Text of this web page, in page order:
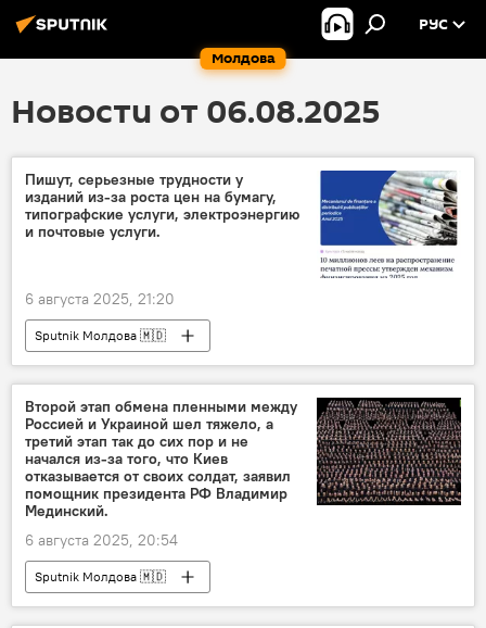
Молдова
РУС
Новости от 06.08.2025
Пишут, серьезные трудности у
изданий из-за роста цен на бумагу,
типографские услуги, электроэнергию
и почтовые услуги.
6 августа 2025, 21:20
Sputnik Молдова 🇲🇩
Второй этап обмена пленными между
Россией и Украиной шел тяжело, а
третий этап так до сих пор и не
начался из-за того, что Киев
отказывается от своих солдат, заявил
помощник президента РФ Владимир
Мединский.
6 августа 2025, 20:54
Sputnik Молдова 🇲🇩